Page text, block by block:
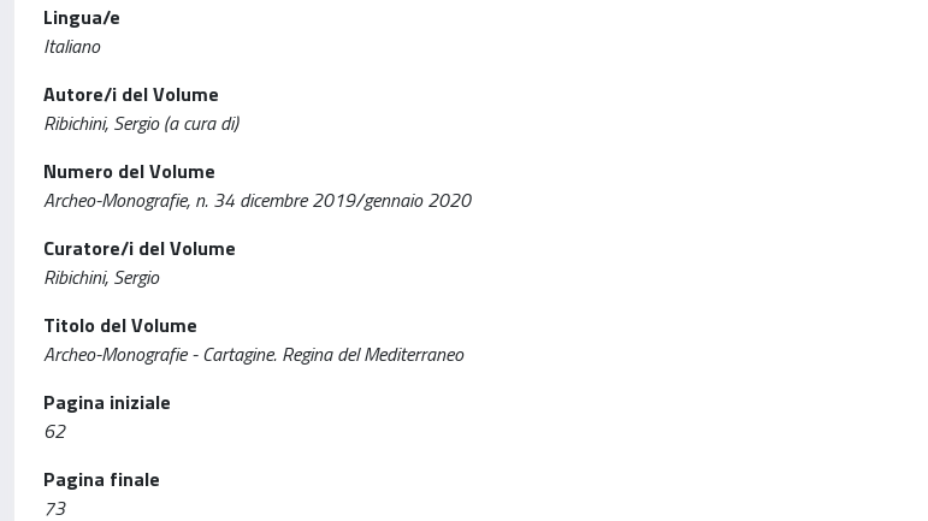
Lingua/e
Italiano
Autore/i del Volume
Ribichini, Sergio (a cura di)
Numero del Volume
Archeo-Monografie, n. 34 dicembre 2019/gennaio 2020
Curatore/i del Volume
Ribichini, Sergio
Titolo del Volume
Archeo-Monografie - Cartagine. Regina del Mediterraneo
Pagina iniziale
62
Pagina finale
73